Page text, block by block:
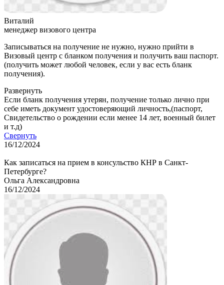
Виталий
менеджер визового центра
Записываться на получение не нужно, нужно прийти в
Визовый центр с бланком получения и получить ваш паспорт.
(получить может любой человек, если у вас есть бланк
получения).
Развернуть
Если бланк получения утерян, получение только лично при
себе иметь документ удостоверяющий личность,(паспорт,
Свидетельство о рождении если менее 14 лет, военный билет
и т.д)
Свернуть
16/12/2024
Как записаться на прием в консульство КНР в Санкт-
Петербурге?
Ольга Александровна
16/12/2024